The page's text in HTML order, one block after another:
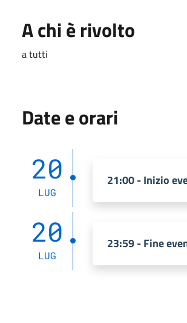
A chi è rivolto
a tutti
Date e orari
20
LUG
21:00 - Inizio
20
LUG
23:59 - Fine